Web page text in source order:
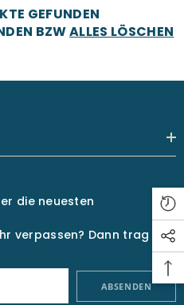
GEFUNDEN
BZWALLES LÖSCHEN
die neuesten
verpassen? Dann trag
ABSENDEN